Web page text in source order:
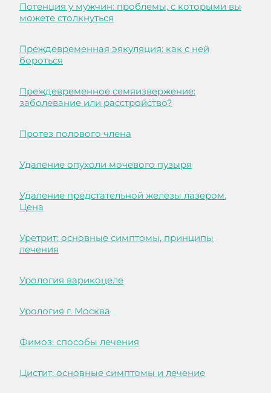
Потенция у мужчин: проблемы, с которыми вы
можете столкнуться
Преждевременная эякуляция: как с ней
бороться
Преждевременное семяизвержение:
заболевание или расстройство?
Протез полового члена
Удаление опухоли мочевого пузыря
Удаление предстательной железы лазером.
Цена
Уретрит: основные симптомы, принципы
лечения
Урология варикоцеле
Урология г. Москва
Фимоз: способы лечения
Цистит: основные симптомы и лечение